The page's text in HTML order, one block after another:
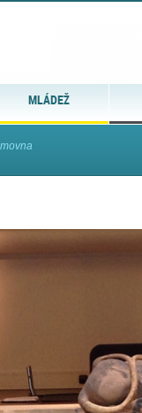
MLÁDEŽ